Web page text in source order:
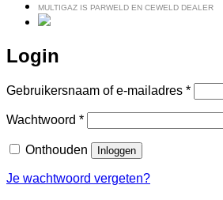
MULTIGAZ IS PARWELD EN CEWELD DEALER
Login
Gebruikersnaam of e-mailadres *Vereist
Wachtwoord *Vereist
Onthouden Inloggen
Je wachtwoord vergeten?